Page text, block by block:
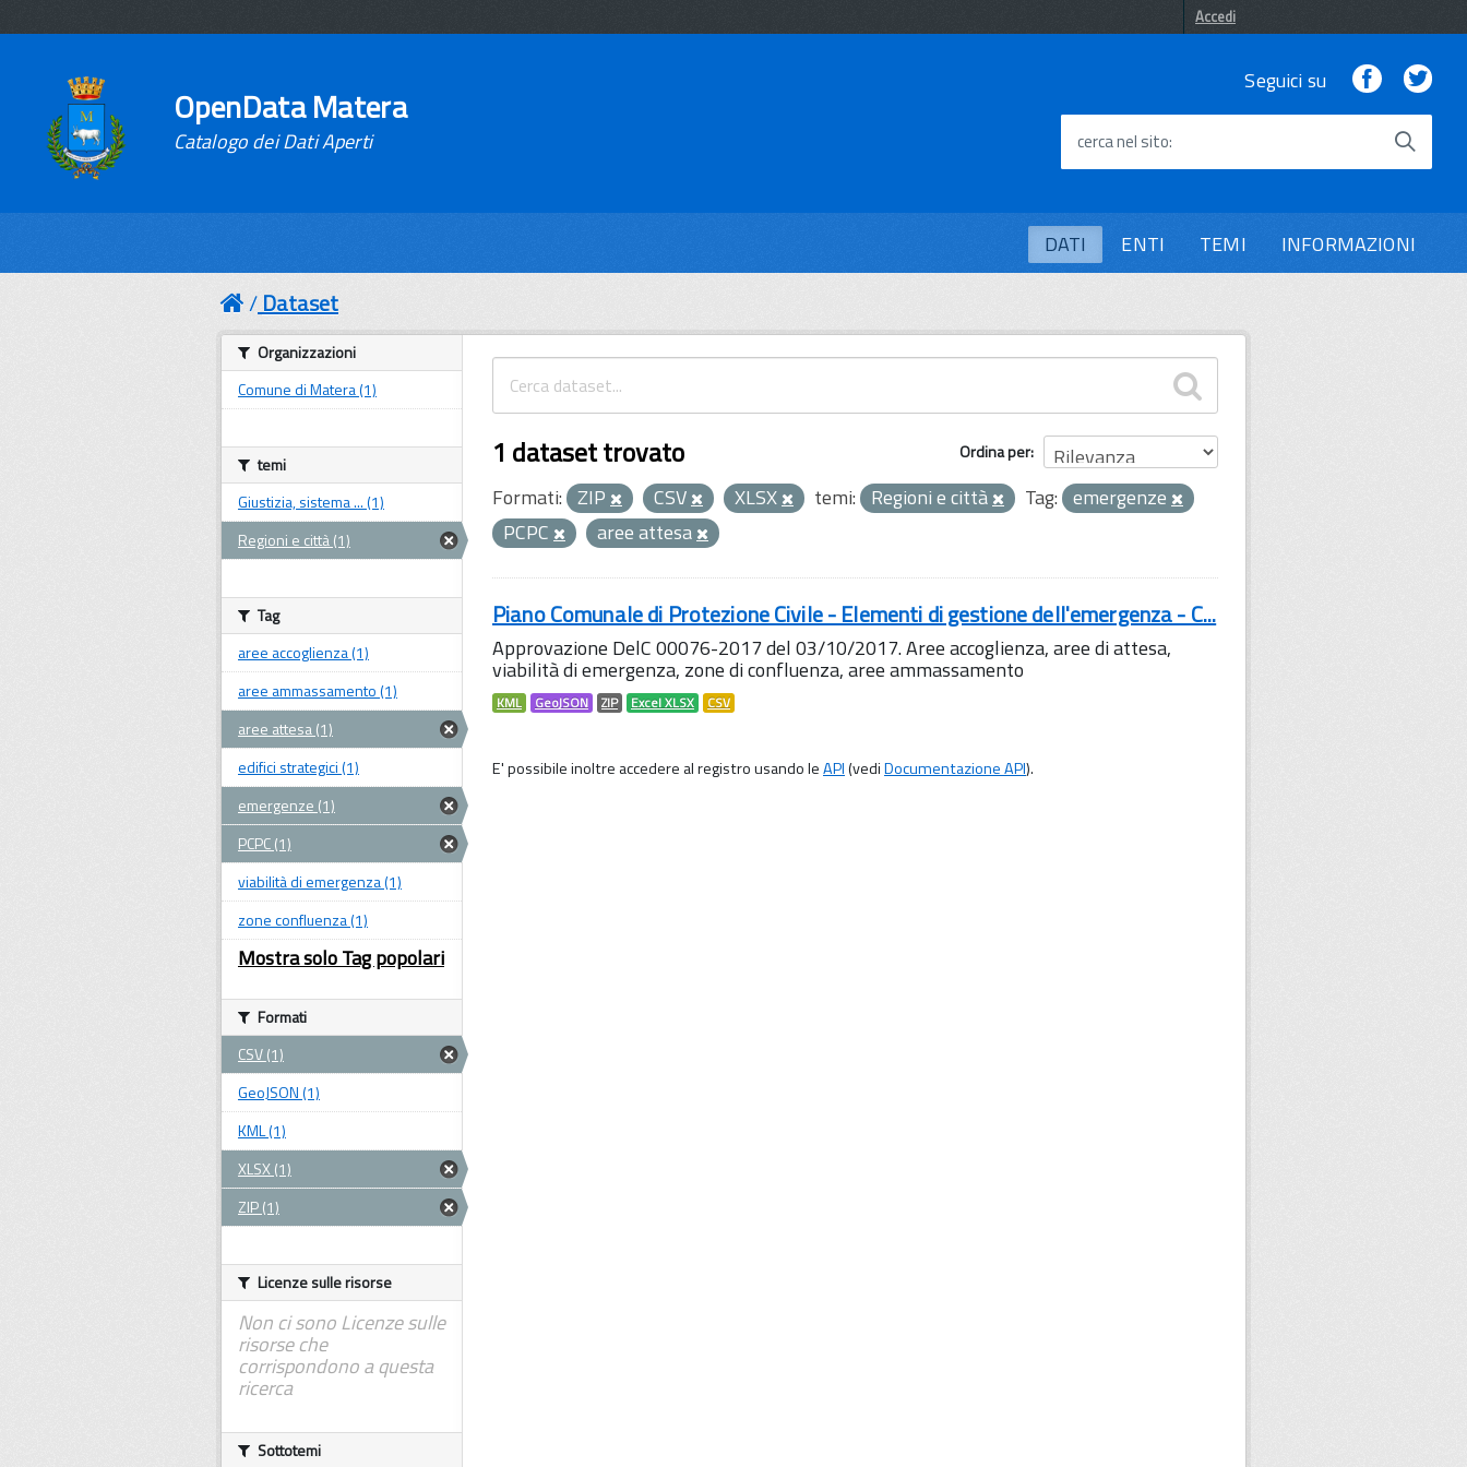
Accedi
OpenData Matera
Catalogo dei Dati Aperti
Seguici su Facebook
cerca nel sito
DATI ENTI TEMI INFORMAZIONI
Dataset
Ordina per
1 dataset trovato
Formati: ZIP CSV XLSX temi: Regioni e città Tag: emergenze
PCPC
aree attesa
Piano Comunale di Protezione Civile - Elementi di gestione dell'emergenza - C...
Approvazione DelC 00076-2017 del 03/10/2017. Aree accoglienza, aree di attesa,
viabilità di emergenza, zone di confluenza, aree ammassamento
KML GeoJSON ZIP Excel XLSX CSV
E' possibile inoltre accedere al registro usando leAPI(vediDocumentazione API).
Organizzazioni
Comune di Matera (1)
temi
Giustizia, sistema ... (1)
Regioni e città (1)
Tag
aree accoglienza (1)
aree ammassamento (1)
aree attesa (1)
edifici strategici (1)
emergenze (1)
PCPC (1)
viabilità di emergenza (1)
zone confluenza (1)
Mostra solo Tag popolari
Formati
CSV (1)
GeoJSON (1)
KML (1)
XLSX (1)
ZIP (1)
Licenze sulle risorse
Non ci sono Licenze sulle
risorse che
corrispondono a questa
ricerca
Sottotemi